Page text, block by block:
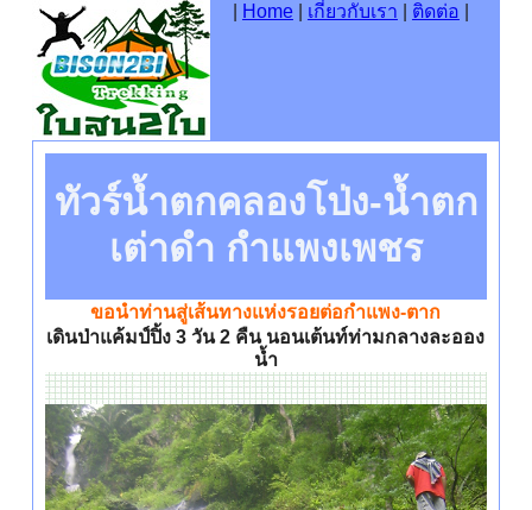
Home| เกี่ยวกับเรา ติดต่อ
ทัวร์น้ำตกคลองโป่ง-น้ำตก
เต่าดำ กำแพงเพชร
ขอนำท่านสู่เส้นทางแห่งรอยต่อกำแพง-ตาก
เดินป่าแค้มป์ปิ้ง 3 วัน 2 คืน นอนเต้นท์ท่ามกลางละออง
น้ำ